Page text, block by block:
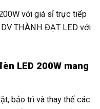
với giá sỉ trực tiếp
THÀNH ĐẠT LED với
LED 200W mang
bảo trì và thay thế các